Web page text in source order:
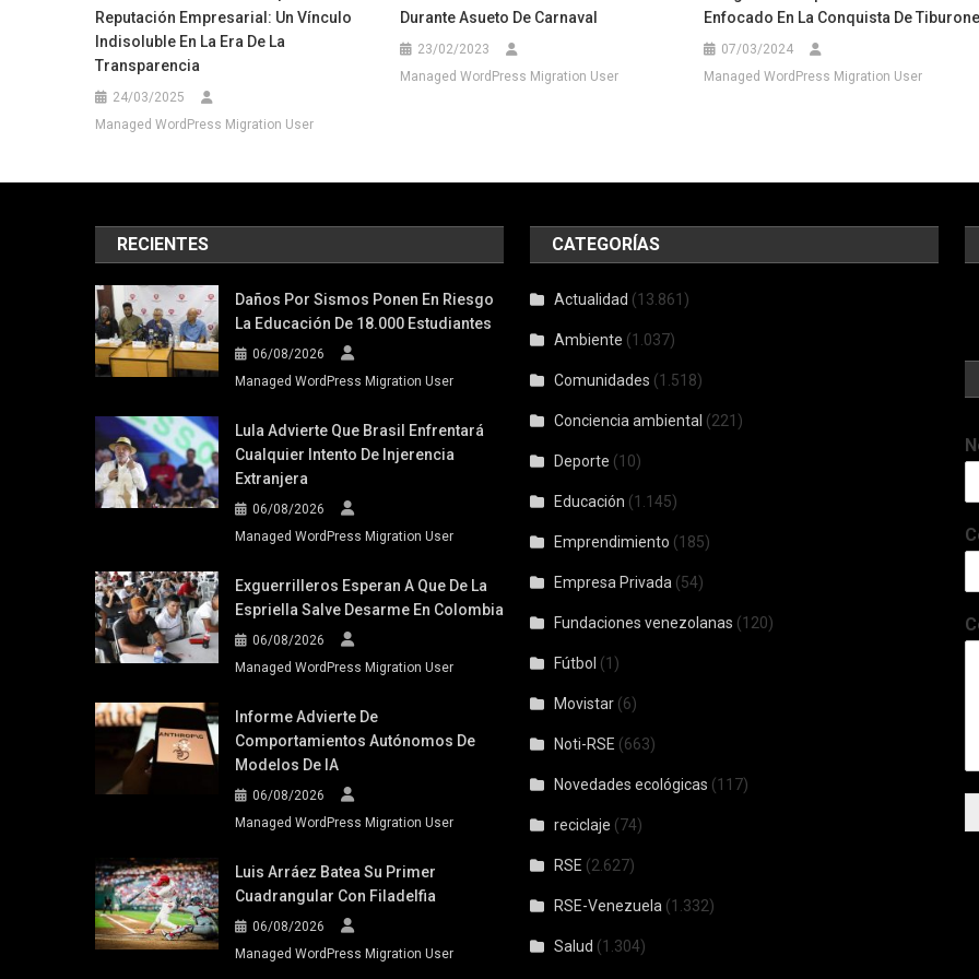
Reputación Empresarial: Un Vínculo
Indisoluble En La Era De La
Transparencia
24/03/2025
Managed WordPress Migration User
Durante Asueto De Carnaval
23/02/2023
Managed WordPress Migration User
Enfocado En La Conquista De
07/03/2024
Managed WordPress Migration User
RECIENTES
Daños Por Sismos Ponen En Riesgo
La Educación De 18.000 Estudiantes
06/08/2026
Managed WordPress Migration User
Lula Advierte Que Brasil Enfrentará
Cualquier Intento De Injerencia
Extranjera
06/08/2026
Managed WordPress Migration User
Exguerrilleros Esperan A Que De La
Espriella Salve Desarme En Colombia
06/08/2026
Managed WordPress Migration User
Informe Advierte De
Comportamientos Autónomos De
Modelos De IA
06/08/2026
Managed WordPress Migration User
Luis Arráez Batea Su Primer
Cuadrangular Con Filadelfia
06/08/2026
Managed WordPress Migration User
CATEGORÍAS
Actualidad (13.861)
Ambiente (1.037)
Comunidades (1.518)
Conciencia ambiental (221)
Deporte (10)
Educación (1.145)
Emprendimiento (185)
Empresa Privada (54)
Fundaciones venezolanas (120)
Fútbol (1)
Movistar (6)
Noti-RSE (663)
Novedades ecológicas (117)
reciclaje (74)
RSE (2.627)
RSE-Venezuela (1.332)
Salud (1.304)